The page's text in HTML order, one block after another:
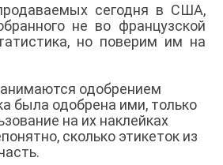
сегодня в США,
не во французской
но поверим им на
одобрением
была одобрена ими, только
на их наклейках
сколько этикеток из